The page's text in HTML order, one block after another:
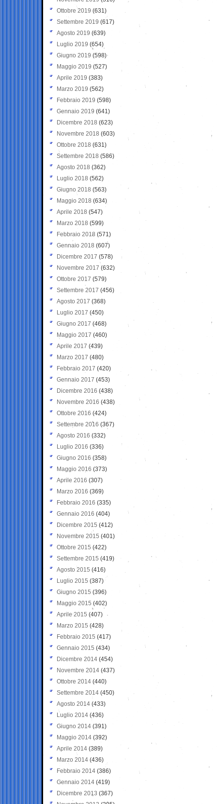
Ottobre 2019 (631)
Settembre 2019 (617)
Agosto 2019 (639)
Luglio 2019 (654)
Giugno 2019 (598)
Maggio 2019 (527)
Aprile 2019 (383)
Marzo 2019 (562)
Febbraio 2019 (598)
Gennaio 2019 (641)
Dicembre 2018 (623)
Novembre 2018 (603)
Ottobre 2018 (631)
Settembre 2018 (586)
Agosto 2018 (362)
Luglio 2018 (562)
Giugno 2018 (563)
Maggio 2018 (634)
Aprile 2018 (547)
Marzo 2018 (599)
Febbraio 2018 (571)
Gennaio 2018 (607)
Dicembre 2017 (578)
Novembre 2017 (632)
Ottobre 2017 (579)
Settembre 2017 (456)
Agosto 2017 (368)
Luglio 2017 (450)
Giugno 2017 (468)
Maggio 2017 (460)
Aprile 2017 (439)
Marzo 2017 (480)
Febbraio 2017 (420)
Gennaio 2017 (453)
Dicembre 2016 (438)
Novembre 2016 (438)
Ottobre 2016 (424)
Settembre 2016 (367)
Agosto 2016 (332)
Luglio 2016 (336)
Giugno 2016 (358)
Maggio 2016 (373)
Aprile 2016 (307)
Marzo 2016 (369)
Febbraio 2016 (335)
Gennaio 2016 (404)
Dicembre 2015 (412)
Novembre 2015 (401)
Ottobre 2015 (422)
Settembre 2015 (419)
Agosto 2015 (416)
Luglio 2015 (387)
Giugno 2015 (396)
Maggio 2015 (402)
Aprile 2015 (407)
Marzo 2015 (428)
Febbraio 2015 (417)
Gennaio 2015 (434)
Dicembre 2014 (454)
Novembre 2014 (437)
Ottobre 2014 (440)
Settembre 2014 (450)
Agosto 2014 (433)
Luglio 2014 (436)
Giugno 2014 (391)
Maggio 2014 (392)
Aprile 2014 (389)
Marzo 2014 (436)
Febbraio 2014 (386)
Gennaio 2014 (419)
Dicembre 2013 (367)